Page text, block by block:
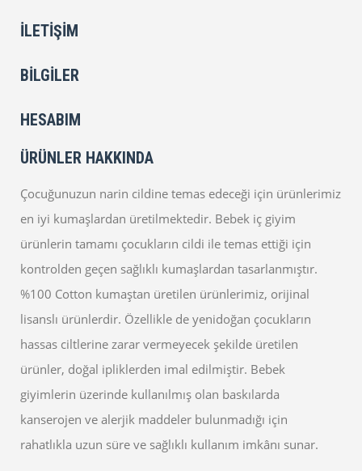
İLETIŞIM
BILGILER
HESABIM
ÜRÜNLER HAKKINDA
Çocuğunuzun narin cildine temas edeceği için ürünlerimiz
en iyi kumaşlardan üretilmektedir. Bebek iç giyim
ürünlerin tamamı çocukların cildi ile temas ettiği için
kontrolden geçen sağlıklı kumaşlardan tasarlanmıştır.
%100 Cotton kumaştan üretilen ürünlerimiz, orijinal
lisanslı ürünlerdir. Özellikle de yenidoğan çocukların
hassas ciltlerine zarar vermeyecek şekilde üretilen
ürünler, doğal ipliklerden imal edilmiştir. Bebek
giyimlerin üzerinde kullanılmış olan baskılarda
kanserojen ve alerjik maddeler bulunmadığı için
rahatlıkla uzun süre ve sağlıklı kullanım imkânı sunar.